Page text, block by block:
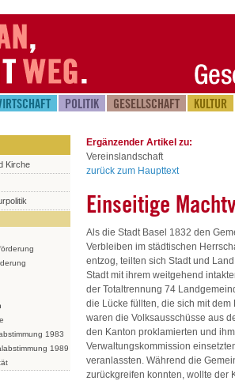
POLITIK GESELLSCHAFT KULTUR
Kirche
1983
1989
Ergänzender Artikel zu:
Vereinslandschaft
zurück zum Haupttext
Einseitige
Als die Stadt Basel 1832 den
Verbleiben im städtischen
entzog, teilten sich Stadt und
Stadt mit ihrem weitgehend
der Totaltrennung 74
die Lücke füllten, die sich mit
waren die Volksausschüsse aus
den Kanton proklamierten und
Verwaltungskommission
veranlassten. Während die
zurückgreifen konnten, wollte der